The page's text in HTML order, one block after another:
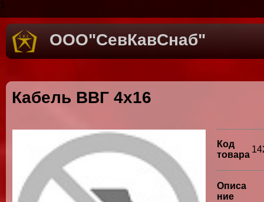
1
ООО"СевКавСнаб"
Кабель ВВГ 4х16
Код
товара
Описа
ние